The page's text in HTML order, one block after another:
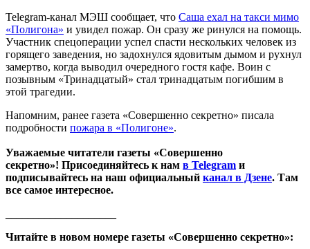
Telegram-канал МЭШ сообщает, что Саша ехал на такси мимо
«Полигона» и увидел пожар. Он сразу же ринулся на помощь.
Участник спецоперации успел спасти нескольких человек из
горящего заведения, но задохнулся ядовитым дымом и рухнул
замертво, когда выводил очередного гостя кафе. Воин с
позывным «Тринадцатый» стал тринадцатым погибшим в
этой трагедии.
Напомним, ранее газета «Совершенно секретно» писала
подробности пожара в «Полигоне».
Уважаемые читатели газеты «Совершенно
секретно»! Присоединяйтесь к нам в Telegram и
подписывайтесь на наш официальный канал в Дзене. Там
все самое интересное.
Читайте в новом номере газеты «Совершенно секретно»: